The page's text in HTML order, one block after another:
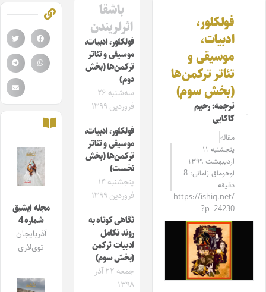
فولکلور،
ادبیات،
موسیقی و
تئاتر ترکمن‌‌ها
(بخش سوم)
ترجمه: رحیم
کاکایی
مقاله‌
پنجشنبه ۱۱
اردیبهشت ۱۳۹۹
اوخوماق زامانی: 8
دقیقه
https://ishiq.net/
?p=24230
باشقا
اثرلریندن
فولکلور، ادبیات،
موسیقی و تئاتر
ترکمن‌‌ها (بخش
دوم)
سه‌شنبه ۲۶
فروردین ۱۳۹۹
فولکلور، ادبیات،
موسیقی و تئاتر
ترکمن‌‌ها (بخش
نخست)
پنجشنبه ۱۴
فروردین ۱۳۹۹
نگاهی کوتاه به
روند تکامل
ادبیات ترکمن
(بخش سوم)
جمعه ۲۲ آذر
۱۳۹۸
مجله ایشیق
شماره 4
آذربایجان
توی‌لاری